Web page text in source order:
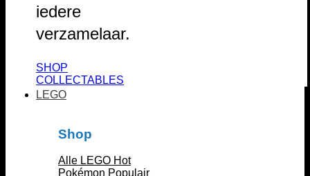
iedere
verzamelaar.
SHOP
COLLECTABLES
LEGO
Shop
Alle LEGO
Pokémon